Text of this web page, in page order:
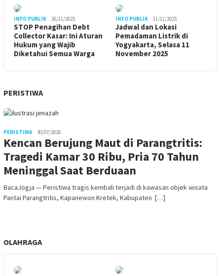
INFO PUBLIK 26/11/2025
STOP Penagihan Debt
Collector Kasar: Ini Aturan
Hukum yang Wajib
Diketahui Semua Warga
INFO PUBLIK 11/11/2025
Jadwal dan Lokasi
Pemadaman Listrik di
Yogyakarta, Selasa 11
November 2025
PERISTIWA
PERISTIWA 30/07/2026
Kencan Berujung Maut di Parangtritis:
Tragedi Kamar 30 Ribu, Pria 70 Tahun
Meninggal Saat Berduaan
BacaJogja — Peristiwa tragis kembali terjadi di kawasan objek wisata
Pantai Parangtritis, Kapanewon Kretek, Kabupaten […]
OLAHRAGA